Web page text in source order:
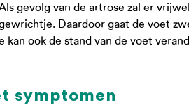
gevolg van de artrose zal er
Daardoor gaat de voet
kan ook de stand van de voet
symptomen